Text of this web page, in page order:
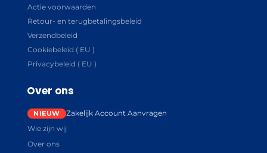
Actie voorwaarden
Retour- en terugbetalingsbeleid
Verzendbeleid
Cookiebeleid ( EU )
Privacybeleid ( EU )
Over ons
Zakelijk Account Aanvragen
Wie zijn wij
Over ons